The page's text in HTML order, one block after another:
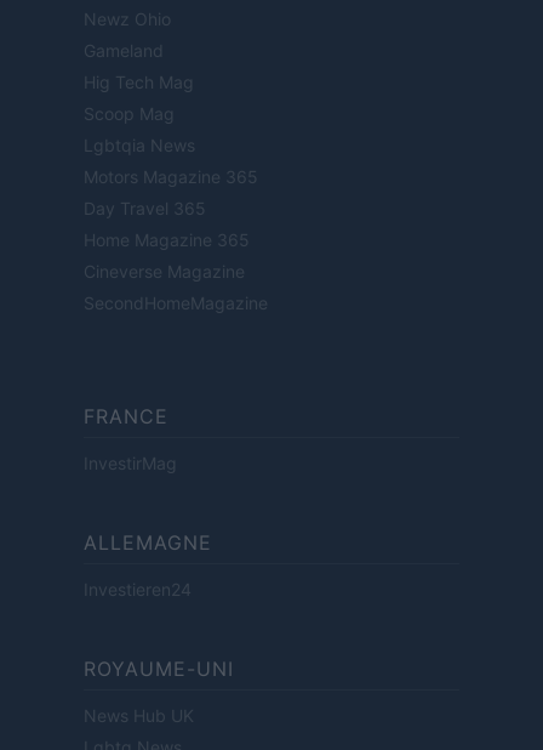
Newz Ohio
Gameland
Hig Tech Mag
Scoop Mag
Lgbtqia News
Motors Magazine 365
Day Travel 365
Home Magazine 365
Cineverse Magazine
SecondHomeMagazine
FRANCE
InvestirMag
ALLEMAGNE
Investieren24
ROYAUME-UNI
News Hub UK